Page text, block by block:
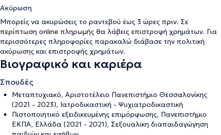
Ακύρωση
Μπορείς να ακυρώσεις το ραντεβού έως 3 ώρες πριν. Σε
περίπτωση online πληρωμής θα λάβεις επιστροφή χρημάτων. Για
περισσότερες πληροφορίες παρακαλώ διάβασε την πολιτική
ακύρωσης και επιστροφής χρημάτων.
Βιογραφικό και καριέρα
Σπουδές
Μεταπτυχιακό, Αριστοτέλειο Πανεπιστήμιο Θεσσαλονίκης
(2021 - 2023), Ιατροδικαστική - Ψυχιατροδικαστική
Πιστοποιητικό εξειδικευμένης επιμόρφωσης, Πανεπιστήμιο
ΕΚΠΑ, Ελλάδα (2021 - 2021), Σεξουαλικη διαπαιδαγώγηση